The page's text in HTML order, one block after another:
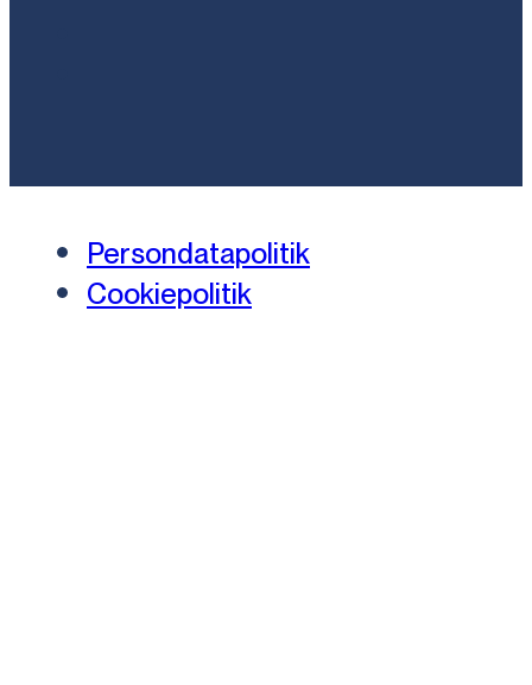
Persondatapolitik
Cookiepolitik